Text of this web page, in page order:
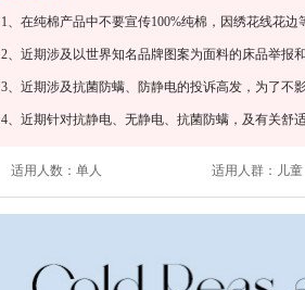
1、在纯棉产品中不要宣传100%纯棉，因绣花线花
2、近期涉及以世界知名品牌图案为面料的床品举报
3、近期涉及抗菌防螨、防静电的投诉高发，为了不
4、近期针对抗静电、无静电、抗菌防螨，及有关舒
适用人数： 单人 适用人群： 儿童